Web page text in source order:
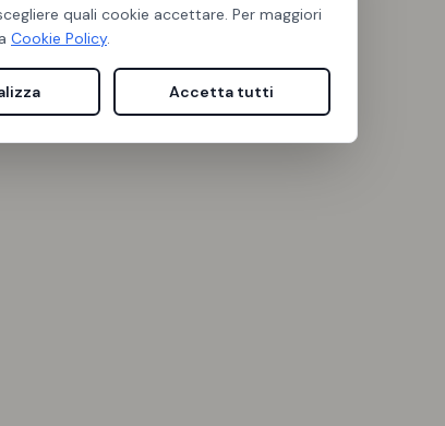
quali cookie accettare. Per maggiori
Cookie Policy.
Accetta tutti